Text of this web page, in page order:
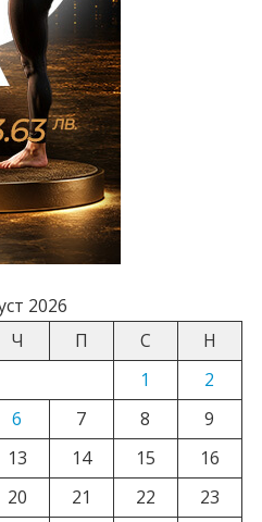
2026
Ч П С
Н
1
2
6 7 8
9
13 14 15
16
20 21 22
23